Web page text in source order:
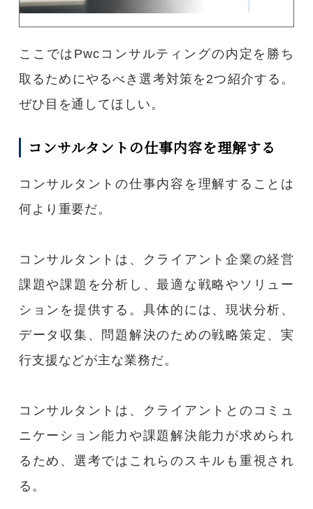
ここではPwcコンサルティングの内定を勝ち
取るためにやるべき選考対策を2つ紹介する。
ぜひ目を通してほしい。
コンサルタントの仕事内容を理解する
コンサルタントの仕事内容を理解することは
何より重要だ。
コンサルタントは、クライアント企業の経営
課題や課題を分析し、最適な戦略やソリュー
ションを提供する。具体的には、現状分析、
データ収集、問題解決のための戦略策定、実
行支援などが主な業務だ。
コンサルタントは、クライアントとのコミュ
ニケーション能力や課題解決能力が求められ
るため、選考ではこれらのスキルも重視され
る。